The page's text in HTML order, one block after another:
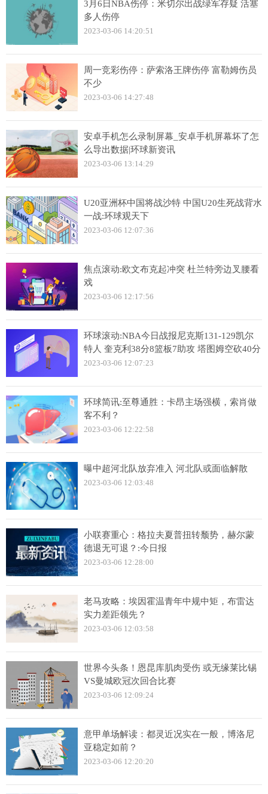
3月6日NBA伤停：米切尔出战绿军存疑 活塞
多人伤停
2023-03-06 14:20:51
周一竞彩伤停：萨索洛王牌伤停 富勒姆伤员
不少
2023-03-06 14:27:48
安卓手机怎么录制屏幕_安卓手机屏幕坏了怎
么导出数据|环球新资讯
2023-03-06 13:14:29
U20亚洲杯中国将战沙特 中国U20生死战背水
一战:环球观天下
2023-03-06 12:07:36
焦点滚动:欧文布克起冲突 杜兰特旁边叉腰看
戏
2023-03-06 12:17:56
环球滚动:NBA今日战报尼克斯131-129凯尔
特人 奎克利38分8篮板7助攻 塔图姆空砍40分
2023-03-06 12:07:23
环球简讯:至尊通胜：卡昂主场强横，索肖做
客不利？
2023-03-06 12:22:58
曝中超河北队放弃准入 河北队或面临解散
2023-03-06 12:03:48
小联赛重心：格拉夫夏普扭转颓势，赫尔蒙
德退无可退？:今日报
2023-03-06 12:28:00
老马攻略：埃因霍温青年中规中矩，布雷达
实力差距领先？
2023-03-06 12:03:58
世界今头条！恩昆库肌肉受伤 或无缘莱比锡
VS曼城欧冠次回合比赛
2023-03-06 12:09:24
意甲单场解读：都灵近况实在一般，博洛尼
亚稳定如前？
2023-03-06 12:20:20